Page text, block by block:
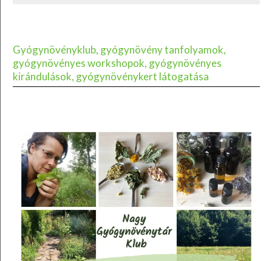
Gyógynövényklub, gyógynövény tanfolyamok,
gyógynövényes workshopok, gyógynövényes
kirándulások, gyógynövénykert látogatása